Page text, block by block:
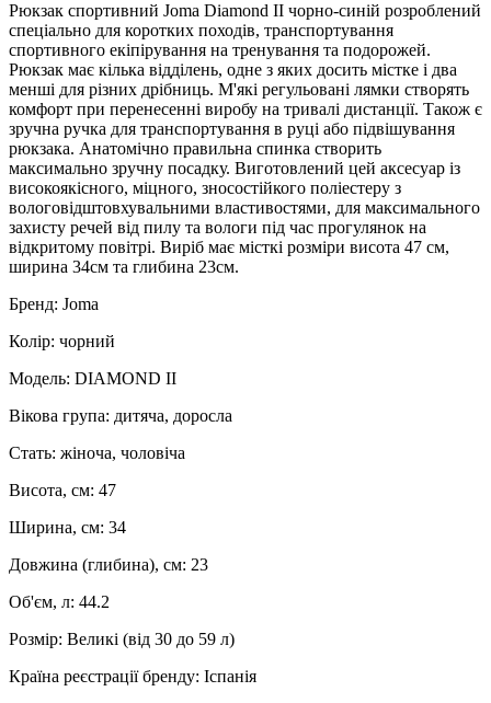
Рюкзак спортивний Joma Diamond II чорно-синій розроблений
спеціально для коротких походів, транспортування
спортивного екіпірування на тренування та подорожей.
Рюкзак має кілька відділень, одне з яких досить містке і два
менші для різних дрібниць. М'які регульовані лямки створять
комфорт при перенесенні виробу на тривалі дистанції. Також є
зручна ручка для транспортування в руці або підвішування
рюкзака. Анатомічно правильна спинка створить
максимально зручну посадку. Виготовлений цей аксесуар із
високоякісного, міцного, зносостійкого поліестеру з
вологовідштовхувальними властивостями, для максимального
захисту речей від пилу та вологи під час прогулянок на
відкритому повітрі. Виріб має місткі розміри висота 47 см,
ширина 34см та глибина 23см.
Бренд: Joma
Колір: чорний
Модель: DIAMOND II
Вікова група: дитяча, доросла
Стать: жіноча, чоловіча
Висота, см: 47
Ширина, см: 34
Довжина (глибина), см: 23
Об'єм, л: 44.2
Розмір: Великі (від 30 до 59 л)
Країна реєстрації бренду: Іспанія